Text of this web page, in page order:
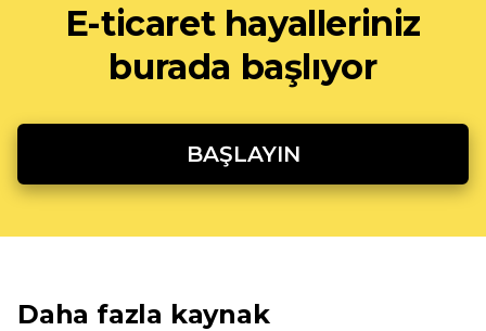
E-ticaret hayalleriniz
burada başlıyor
BAŞLAYIN
Daha fazla kaynak